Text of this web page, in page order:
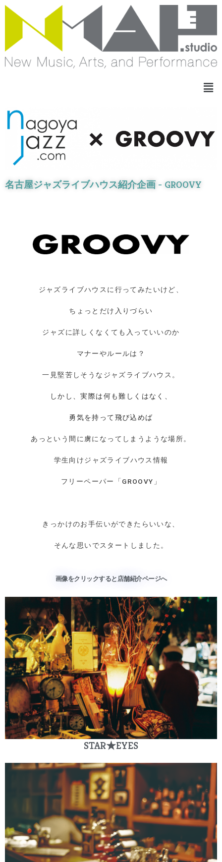
名古屋ジャズライブハウス紹介企画​ - GROOVY
ジャズライブハウスに行ってみたいけど、
ちょっとだけ入りづらい
ジャズに詳しくなくても入っていいのか
マナーやルールは？
一見堅苦しそうなジャズライブハウス。
しかし、実際は何も難しくはなく、
勇気を持って飛び込めば
あっという間に虜になってしまうような場所。
学生向けジャズライブハウス情報
フリーペーパー「GROOVY」
きっかけのお手伝いができたらいいな、
そんな思いでスタートしました。
画像をクリックすると店舗紹介ページへ
STAR★EYES